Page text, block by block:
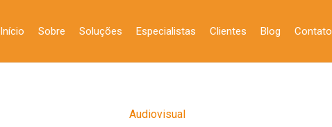
Início Sobre Soluções Especialistas Clientes Blog Contato
Audiovisual